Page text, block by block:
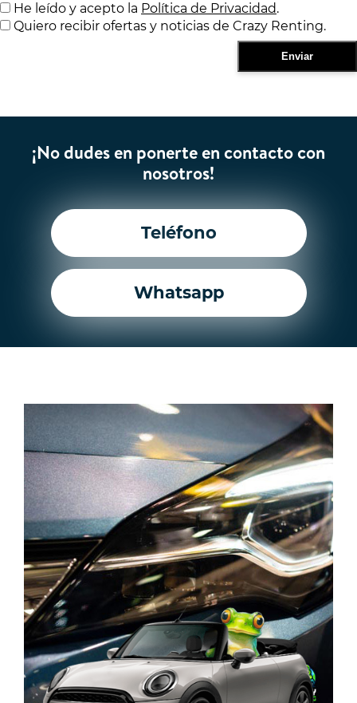
He leído y acepto la Política de Privacidad.
Quiero recibir ofertas y noticias de Crazy Renting.
¡No dudes en ponerte en contacto con
nosotros!
Teléfono
Whatsapp